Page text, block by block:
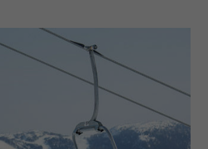
Nutzung der Website zu erstellen,
die uns helfen, unsere Websites /
Apps zu verbessern. Diese
Informationen werden auch an
unsere Kunden / Partner